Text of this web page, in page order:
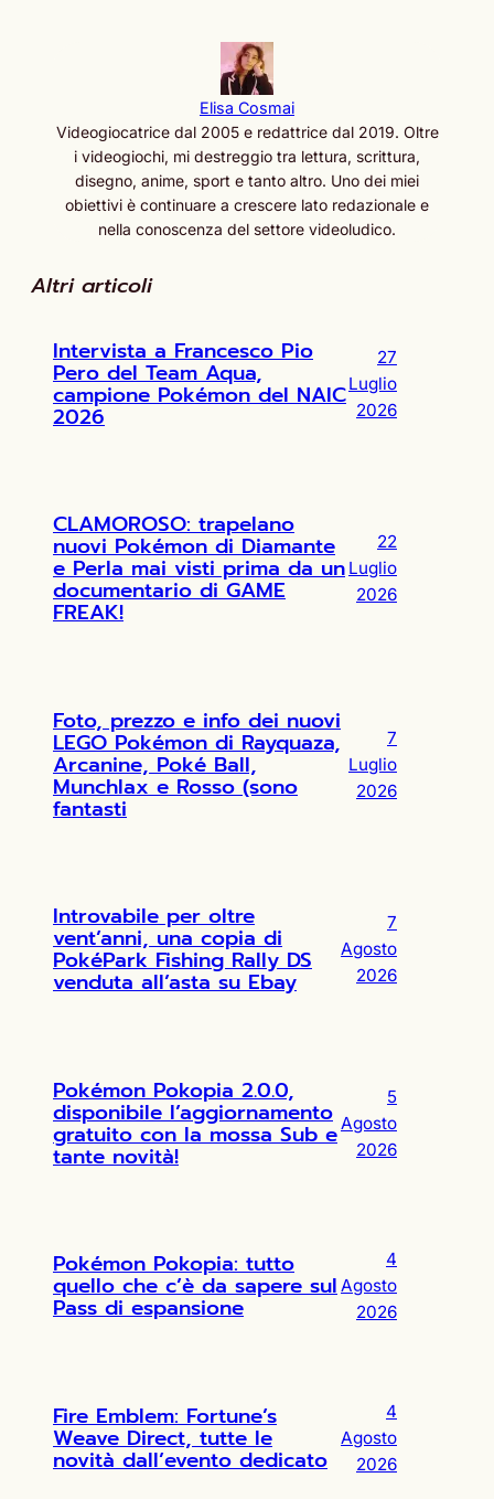
Elisa Cosmai
Videogiocatrice dal 2005 e redattrice dal 2019. Oltre
i videogiochi, mi destreggio tra lettura, scrittura,
disegno, anime, sport e tanto altro. Uno dei miei
obiettivi è continuare a crescere lato redazionale e
nella conoscenza del settore videoludico.
Altri articoli
Intervista a Francesco Pio
Pero del Team Aqua,
campione Pokémon del NAIC
2026
27
Luglio
2026
CLAMOROSO: trapelano
nuovi Pokémon di Diamante
e Perla mai visti prima da un
documentario di GAME
FREAK!
22
Luglio
2026
Foto, prezzo e info dei nuovi
LEGO Pokémon di Rayquaza,
Arcanine, Poké Ball,
Munchlax e Rosso (sono
fantasti
7
Luglio
2026
Introvabile per oltre
vent’anni, una copia di
PokéPark Fishing Rally DS
venduta all’asta su Ebay
7
Agosto
2026
Pokémon Pokopia 2.0.0,
disponibile l’aggiornamento
gratuito con la mossa Sub e
tante novità!
5
Agosto
2026
Pokémon Pokopia: tutto
quello che c’è da sapere sul
Pass di espansione
4
Agosto
2026
Fire Emblem: Fortune’s
Weave Direct, tutte le
novità dall’evento dedicato
4
Agosto
2026